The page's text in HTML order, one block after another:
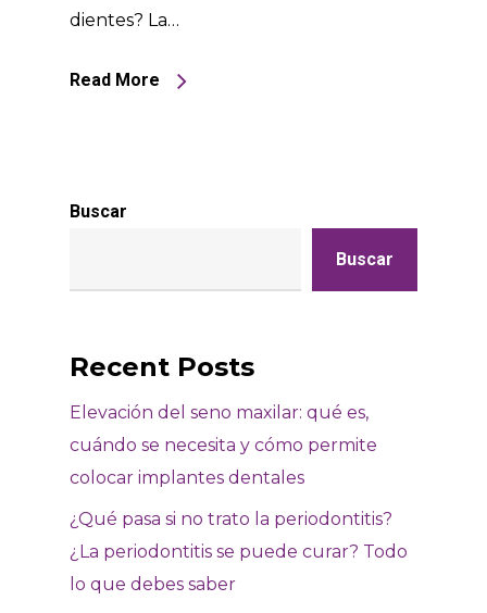
dientes? La…
Read More
Buscar
Buscar
Recent Posts
Elevación del seno maxilar: qué es,
cuándo se necesita y cómo permite
colocar implantes dentales
¿Qué pasa si no trato la periodontitis?
¿La periodontitis se puede curar? Todo
lo que debes saber